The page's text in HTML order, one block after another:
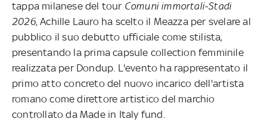
tappa milanese del tour Comuni immortali-Stadi
2026, Achille Lauro ha scelto il Meazza per svelare al
pubblico il suo debutto ufficiale come stilista,
presentando la prima capsule collection femminile
realizzata per Dondup. L'evento ha rappresentato il
primo atto concreto del nuovo incarico dell'artista
romano come direttore artistico del marchio
controllato da Made in Italy fund.